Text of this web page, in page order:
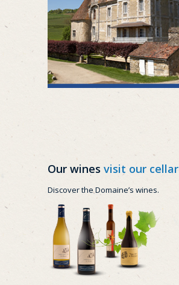
Our wines visit our cellar
Discover the Domaine’s wines.